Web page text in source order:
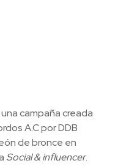
campaña creada
A.C por DDB
de bronce en
Social & influencer.